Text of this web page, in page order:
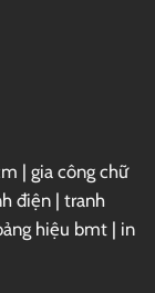
| gia công chữ
điện | tranh
hiệu bmt | in